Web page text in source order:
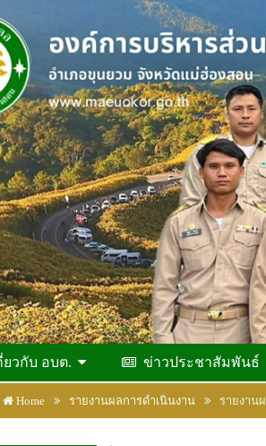
ยวกับ อบต. ข่าวประชาสัมพันธ์
Home รายงานผลการดำเนินงาน รายงาน